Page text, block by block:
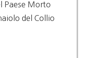
Paese Morto
del Collio